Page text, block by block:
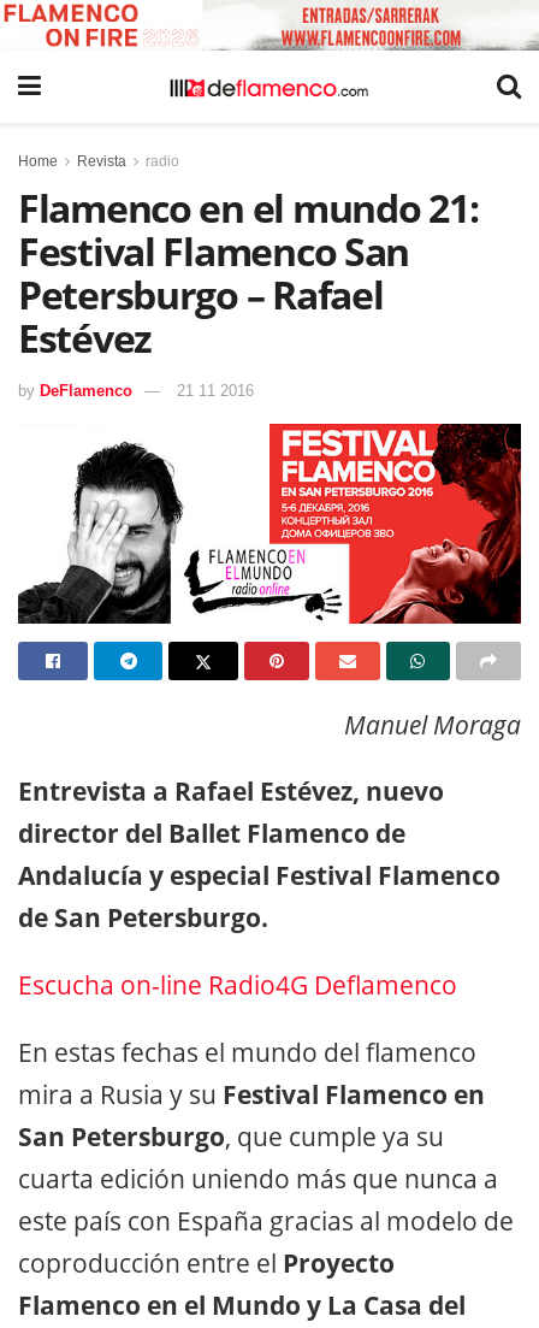
Home Revista radio
Flamenco en el mundo 21:
Festival Flamenco San
Petersburgo – Rafael
Estévez
by DeFlamenco 21 11 2016
Manuel Moraga
Entrevista a Rafael Estévez, nuevo
director del Ballet Flamenco de
Andalucía y especial Festival Flamenco
de San Petersburgo.
Escucha on-line Radio4G Deflamenco
En estas fechas el mundo del flamenco
mira a Rusia y su Festival Flamenco en
San Petersburgo, que cumple ya su
cuarta edición uniendo más que nunca a
este país con España gracias al modelo de
coproducción entre el Proyecto
Flamenco en el Mundo y La Casa del